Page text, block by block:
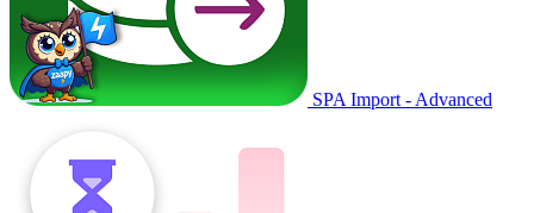
SPA Import - Advanced